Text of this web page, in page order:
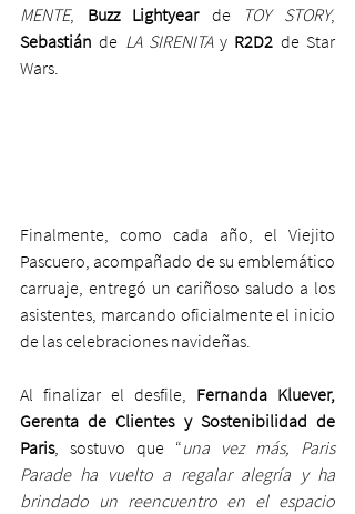
MENTE, Buzz Lightyear de TOY STORY
Sebastián de LA SIRENITA y R2D2 de Star
Wars.
Finalmente, como cada año, el Viejito
Pascuero, acompañado de su emblemático
carruaje, entregó un cariñoso saludo a los
asistentes, marcando oficialmente el inicio
de las celebraciones navideñas.
Al finalizar el desfile, Fernanda Kluever,
Gerenta de Clientes y Sostenibilidad de
Paris, sostuvo que “una vez más, Paris
Parade ha vuelto a regalar alegría y ha
brindado un reencuentro en el espacio